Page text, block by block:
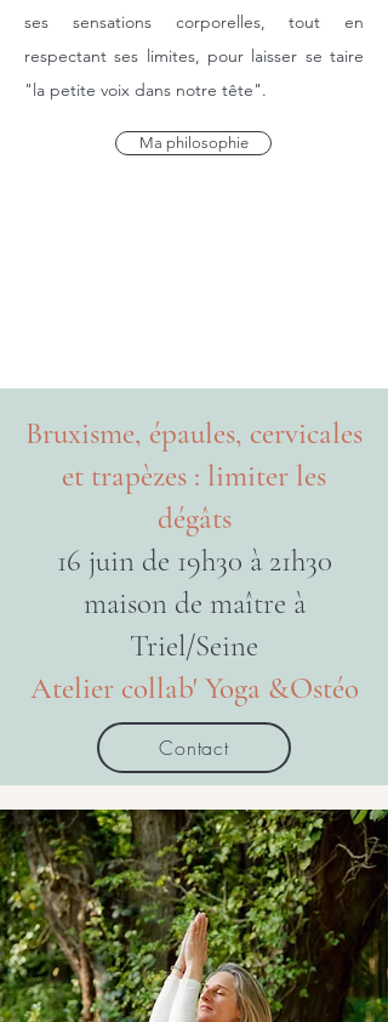
ses sensations corporelles, tout en
respectant ses limites, pour laisser se taire
"la petite voix dans notre tête".
Ma philosophie
Bruxisme, épaules, cervicales
et trapèzes : limiter les
dégâts
16 juin de 19h30 à 21h30
maison de maître à
Triel/Seine
Atelier collab' Yoga &Ostéo
Contact